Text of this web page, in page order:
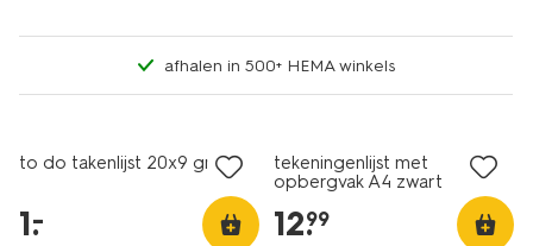
afhalen in 500+ HEMA winkels
to do takenlijst 20x9 grijs
1.
–
tekeningenlijst met
opbergvak A4 zwart
12.
99